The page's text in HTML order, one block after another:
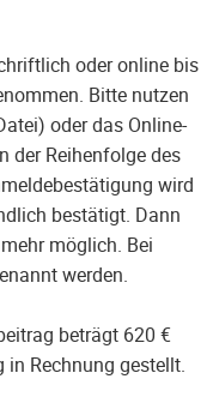
oder online bis
Bitte nutzen
oder das Online-
der Reihenfolge des
wird
bestätigt. Dann
möglich. Bei
werden.
beträgt 620 €
Rechnung gestellt.